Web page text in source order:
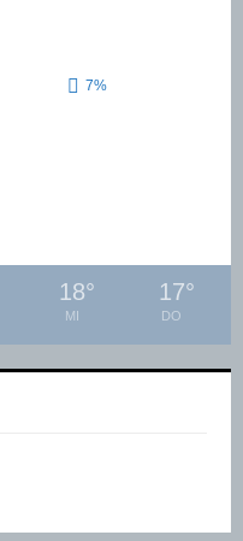
7%
18°
MI
17°
DO